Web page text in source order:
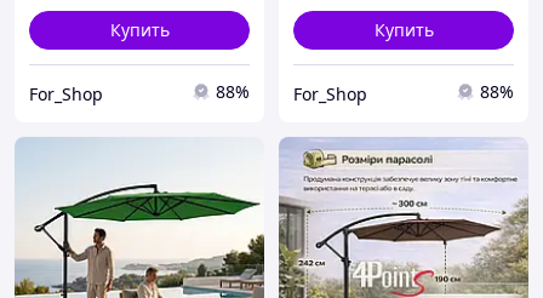
Купить
For_Shop 88%
Купить
For_Shop 88%